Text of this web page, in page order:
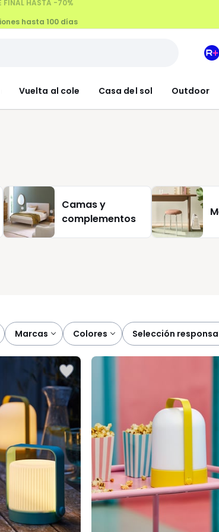
Vuelta al cole Casa del sol Outdoor
Mi
Camas y
complementos
marcas colores selección